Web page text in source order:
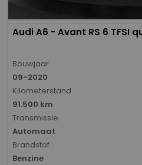
Audi A6 - Avant RS 6 TFSI
Bouwjaar
09-2020
Kilometerstand
91.500 km
Transmissie
Automaat
Brandstof
Benzine